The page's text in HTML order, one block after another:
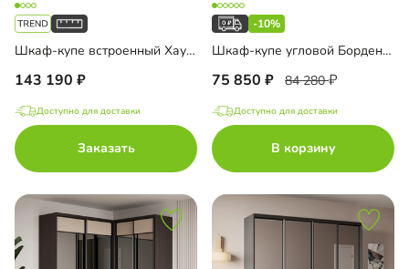
Шкаф-купе встроенный Хаузен-4-4
143 190
Доступно для доставки
Заказать
-10%
Шкаф-купе угловой Борден-6-1 2200
75 850 84 280
Доступно для доставки
В корзину